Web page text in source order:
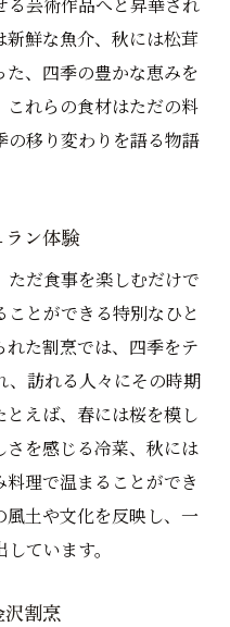
新鮮な魚介、秋には松茸
、四季の豊かな恵みを
れらの食材はただの料
の移り変わりを語る物語
ン体験
だ食事を楽しむだけで
とができる特別なひと
れた割烹では、四季をテ
、訪れる人々にその時期
えば、春には桜を模し
を感じる冷菜、秋には
理で温まることができ
風土や文化を反映し、一
ています。
割烹